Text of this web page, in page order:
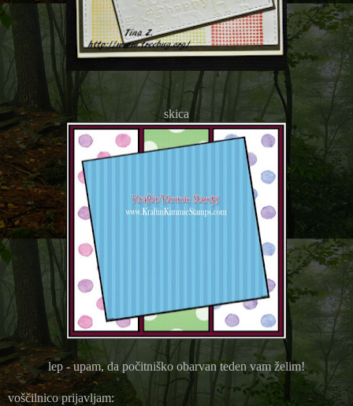
skica
lep - upam, da počitniško obarvan teden vam želim!
voščilnico prijavljam: